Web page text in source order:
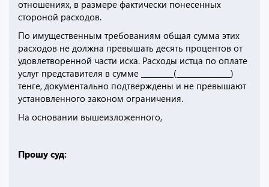
отношениях, в размере фактически понесенных
стороной расходов.
По имущественным требованиям общая сумма этих
расходов не должна превышать десять процентов от
удовлетворенной части иска. Расходы истца по оплате
услуг представителя в сумме _________(_______________)
тенге, документально подтверждены и не превышают
установленного законом ограничения.
На основании вышеизложенного,
Прошу суд: